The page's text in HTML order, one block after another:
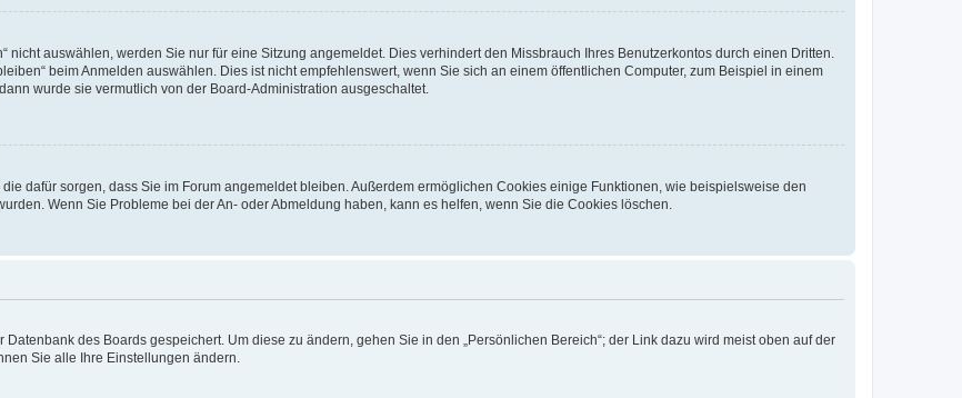
nicht auswählen, werden Sie nur für eine Sitzung angemeldet. Dies verhindert den Missbrauch Ihres Benutzerkontos durch einen Dritten.
beim Anmelden auswählen. Dies ist nicht empfehlenswert, wenn Sie sich an einem öffentlichen Computer, zum Beispiel in einem
wurde sie vermutlich von der Board-Administration ausgeschaltet.
dafür sorgen, dass Sie im Forum angemeldet bleiben. Außerdem ermöglichen Cookies einige Funktionen, wie beispielsweise den
Wenn Sie Probleme bei der An- oder Abmeldung haben, kann es helfen, wenn Sie die Cookies löschen.
des Boards gespeichert. Um diese zu ändern, gehen Sie in den „Persönlichen Bereich“; der Link dazu wird meist oben auf der
Sie alle Ihre Einstellungen ändern.